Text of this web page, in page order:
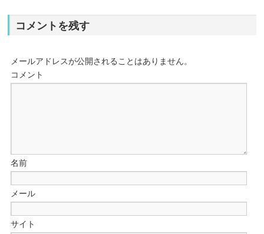
コメントを残す
メールアドレスが公開されることはありません。
コメント
名前
メール
サイト